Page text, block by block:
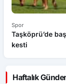
Spor
Taşköprü’de
kesti
Haftalık